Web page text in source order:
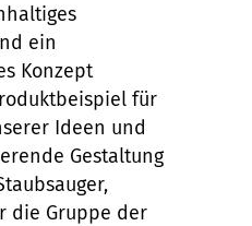
ein
Konzept
für
Ideen und
Gestaltung
die Gruppe der